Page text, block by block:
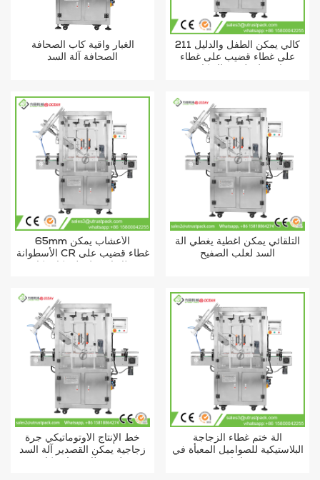
الغبار واقية كاب الصحافة
الصحافة آلة السد
211 كالي يمكن الطفل والدليل
على غطاء قضيب على غطاء
65mm الأعشاب يمكن
الأسطوانة CR غطاء قضيب على
التلقائي يمكن أغطية يغطي آلة
السد لعلب الصفيح
خط الإنتاج الأوتوماتيكي جرة
زجاجية يمكن القصدير آلة السد
آلة ختم غطاء الزجاجة
البلاستيكية للصواميل المعبأة في